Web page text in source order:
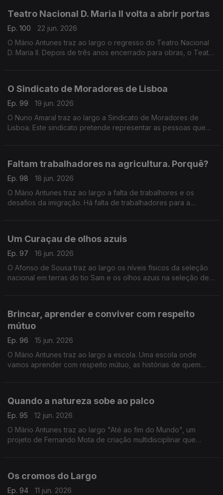
Teatro Nacional D. Maria II volta a abrir portas
Ep. 100
22 jun. 2026
O Mário Antunes traz ao largo o regresso do Teatro Nacional
D. Maria II. Depois de três anos encerrado para obras, o Teatro
O Sindicato de Moradores de Lisboa
Ep. 99
19 jun. 2026
O Nuno Amaral traz ao largo a Sindicato de Moradores de
Lisboa. Este sindicato pretende representar as pessoas que
Faltam trabalhadores na agricultura. Porquê?
Ep. 98
18 jun. 2026
O Mário Antunes traz ao largo a falta de trabalhores e os
desafios da imigração. Há falta de trabalhadores para a
Um Curaçau de olhos azuis
Ep. 97
16 jun. 2026
O Afonso de Sousa traz ao largo os níveis físicos da seleção
nacional em terras do tio Sam e os olhos azuis na seleção de
Brincar, aprender e conviver com respeito
mútuo
Ep. 96
15 jun. 2026
O Mário Antunes traz ao largo a escola. Uma escola onde
vamos aprender com respeito mútuo, as histórias de quem
Quando a natureza sobe ao palco
Ep. 95
12 jun. 2026
O Mário Antunes traz ao largo "Até ao fim do Mundo", um
projeto de Fernando Mota de criação multidisciplinar que
Os cromos do Largo
Ep. 94
11 jun. 2026